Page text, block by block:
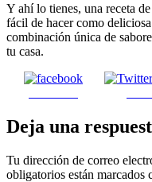
Y ahí lo tienes, una receta de
fácil de hacer como
combinación única de
tu casa.
Deja una
Tu dirección de correo
obligatorios están marcados